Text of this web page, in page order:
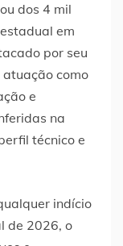
dos 4 mil
em
por seu
como
e
na
técnico e
indício
de 2026, o